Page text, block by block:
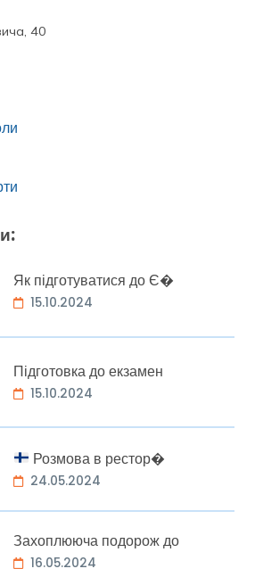
40
Як підготуватися до Є�
15.10.2024
Підготовка до екзамен
15.10.2024
Розмова в рестор�
24.05.2024
Захоплююча подорож до
16.05.2024